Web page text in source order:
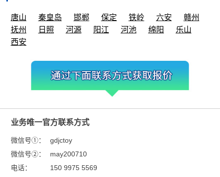
唐山 秦皇岛 邯郸 保定 铁岭 六安
赣州
抚州
日照 河源 阳江 河池 绵阳
乐山
西安
业务唯一官方联系方式
微信号①：
gdjctoy
微信号②：
may200710
电话：
150 9975 5569